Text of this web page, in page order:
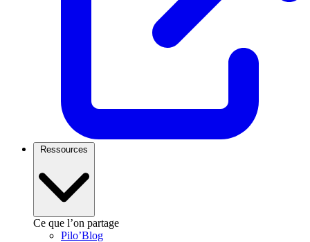
Ressources
Ce que l’on partage
Pilo’Blog